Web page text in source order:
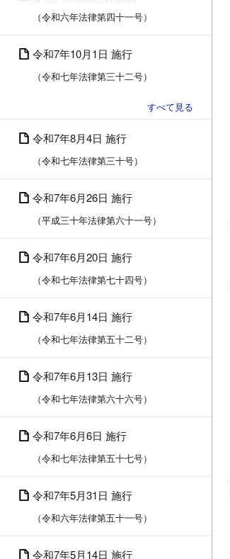
（令和六年法律第四十一号）
令和7年10月1日 施行
（令和七年法律第三十二号）
令和7年8月4日 施行
（令和七年法律第三十号）
令和7年6月26日 施行
（平成三十年法律第六十一号）
令和7年6月20日 施行
（令和七年法律第七十四号）
令和7年6月14日 施行
（令和七年法律第五十二号）
令和7年6月13日 施行
（令和七年法律第六十六号）
令和7年6月6日 施行
（令和七年法律第五十七号）
令和7年5月31日 施行
（令和六年法律第五十一号）
令和7年5月14日 施行